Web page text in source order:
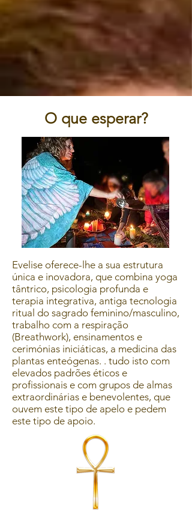
O que esperar?
Evelise oferece-lhe a sua estrutura
única e inovadora, que combina yoga
tântrico, psicologia profunda e
terapia integrativa, antiga tecnologia
ritual do sagrado feminino/masculino,
trabalho com a respiração
(Breathwork), ensinamentos e
cerimónias iniciáticas, a medicina das
plantas enteógenas. . tudo isto com
elevados padrões éticos e
profissionais e com grupos de almas
extraordinárias e benevolentes, que
ouvem este tipo de apelo e pedem
este tipo de apoio.